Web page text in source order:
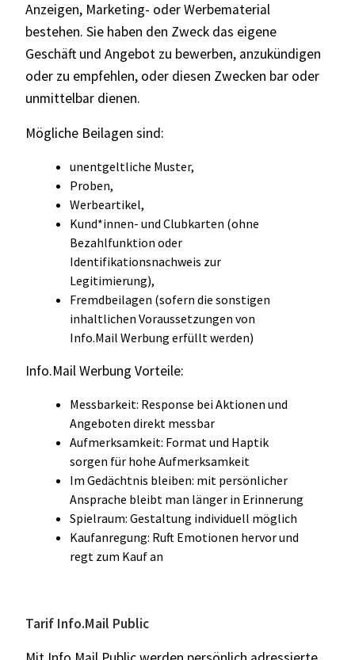
Anzeigen, Marketing- oder Werbematerial
bestehen. Sie haben den Zweck das eigene
Geschäft und Angebot zu bewerben, anzukündigen
oder zu empfehlen, oder diesen Zwecken bar oder
unmittelbar dienen.
Mögliche Beilagen sind:
unentgeltliche Muster,
Proben,
Werbeartikel,
Kund*innen- und Clubkarten (ohne
Bezahlfunktion oder
Identifikationsnachweis zur
Legitimierung),
Fremdbeilagen (sofern die sonstigen
inhaltlichen Voraussetzungen von
Info.Mail Werbung erfüllt werden)
Info.Mail Werbung Vorteile:
Messbarkeit: Response bei Aktionen und
Angeboten direkt messbar
Aufmerksamkeit: Format und Haptik
sorgen für hohe Aufmerksamkeit
Im Gedächtnis bleiben: mit persönlicher
Ansprache bleibt man länger in Erinnerung
Spielraum: Gestaltung individuell möglich
Kaufanregung: Ruft Emotionen hervor und
regt zum Kauf an
Tarif Info.Mail Public